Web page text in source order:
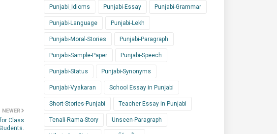
NEWER
Class
Punjabi_Idioms Punjabi-Essay Punjabi-Grammar
Punjabi-Language Punjabi-Lekh
Punjabi-Moral-Stories Punjabi-Paragraph
Punjabi-Sample-Paper Punjabi-Speech
Punjabi-Status Punjabi-Synonyms
Punjabi-Vyakaran School Essay in Punjabi
Short-Stories-Punjabi Teacher Essay in Punjabi
Tenali-Rama-Story Unseen-Paragraph